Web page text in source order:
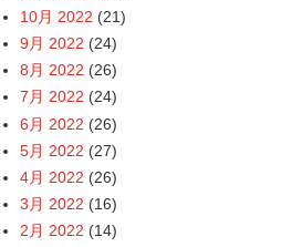
10月 2022 (21)
9月 2022 (24)
8月 2022 (26)
7月 2022 (24)
6月 2022 (26)
5月 2022 (27)
4月 2022 (26)
3月 2022 (16)
2月 2022 (14)